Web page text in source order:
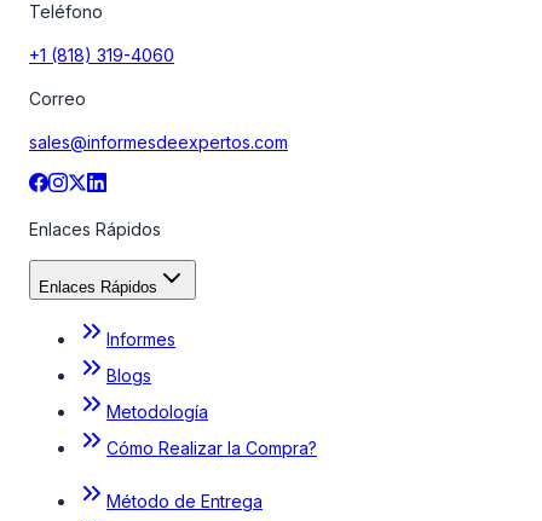
Teléfono
+1 (818) 319-4060
Correo
sales@informesdeexpertos.com
Enlaces Rápidos
Enlaces Rápidos
Informes
Blogs
Metodología
Cómo Realizar la Compra?
Método de Entrega